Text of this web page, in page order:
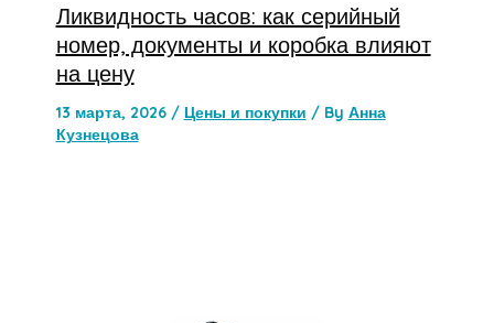
Ликвидность часов: как серийный
номер, документы и коробка влияют
на цену
13 марта, 2026 / Цены и покупки / By Анна
Кузнецова